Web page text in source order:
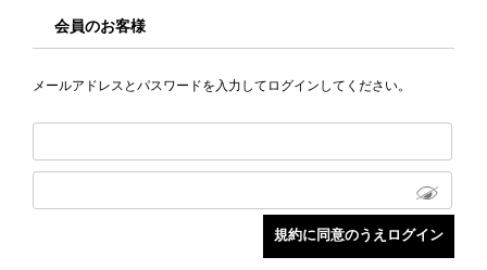
会員のお客様
メールアドレスとパスワードを入力してログインしてください。